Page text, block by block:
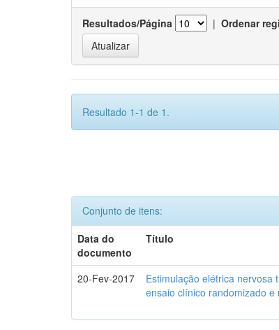
Resultados/Página | Ordenar
Resultado 1-1 de 1.
Conjunto de itens:
Data do
documento
Título
20-Fev-2017
Estimulação elétrica
ensaio clínico randomizado